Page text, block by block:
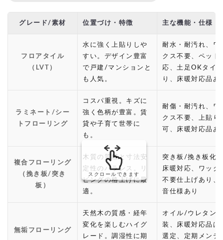
グレード/素材 位置づけ・特徴 主な機能・仕様
フロアタイル
（LVT）
水に強く上貼りしや
すい。デザイン豊富
で戸建/マンションと
も人気。
耐水・耐汚れ、ワ
クス不要、ペット
応、土足OKタイ
り、床暖対応品あ
ラミネート/シー
トフローリング
コスパ重視。キズに
強く色柄が豊富。賃
貸や子育て世帯に
も。
耐傷・耐汚れ、ワ
クス不要、上貼り
可、床暖対応品あ
複合フローリング
（挽き板/突き
板）
木質の質感と寸法安
定性のバランス。リ
ビングの格上げに最
適。
突き板/挽き板化
床暖対応、ワック
不要仕上げあり、
音仕様あり
無垢フローリング
天然木の質感・経年
変化を楽しむハイグ
レード。調湿性に期
オイル/ウレタン
装、床暖対応品は
選定、定期メンテ
スクロールできます